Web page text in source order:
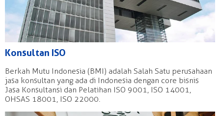
Konsultan ISO
Berkah Mutu Indonesia (BMI) adalah Salah Satu perusahaan
jasa konsultan yang ada di Indonesia dengan core bisnis
Jasa Konsultansi dan Pelatihan ISO 9001, ISO 14001,
OHSAS 18001, ISO 22000.